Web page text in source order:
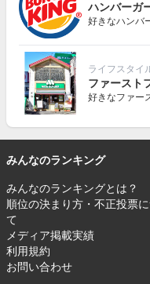
ハンバーガ
好きなハンバ
ライフスタイ
ファースト
好きなファー
みんなのランキング
みんなのランキングとは？
順位の決まり方・不正投票
て
メディア掲載実績
利用規約
お問い合わせ